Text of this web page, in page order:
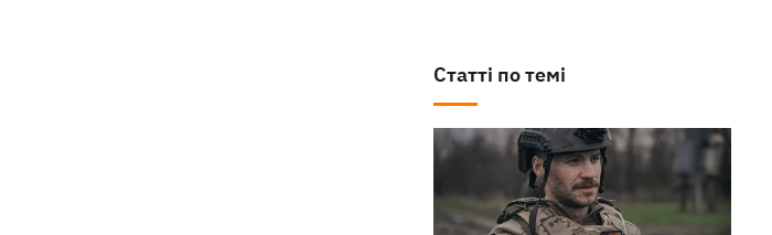
Статті по темі